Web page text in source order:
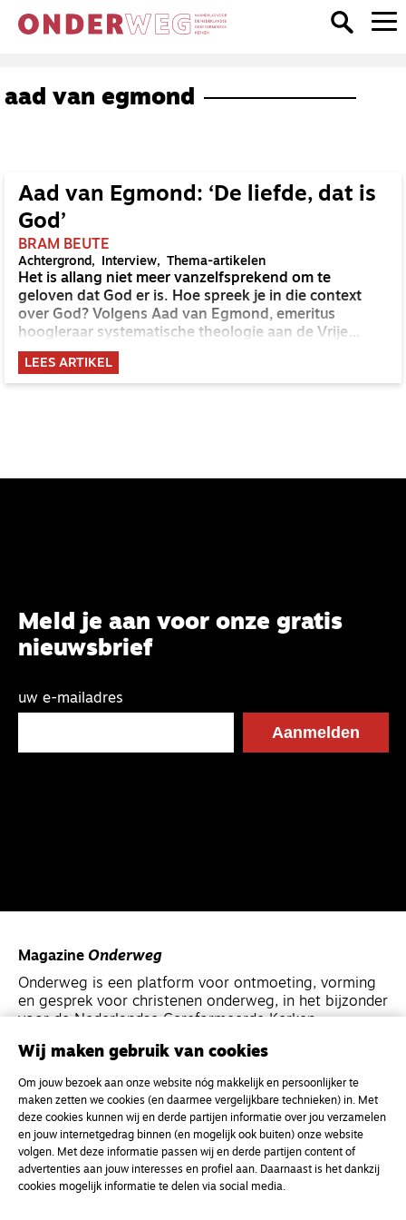
aad van egmond
Aad van Egmond: ‘De liefde, dat is
God’
BRAM BEUTE
Achtergrond Interview Thema-artikelen
Het is allang niet meer vanzelfsprekend om te
geloven dat God er is. Hoe spreek je in die context
over God? Volgens Aad van Egmond, emeritus
hoogleraar systematische theologie aan de Vrije
Universiteit, moeten we beginnen bij de liefde. ‘Als er
goedheid en liefde is, dan is dat een blijk van Gods
aanwezigheid.’
LEES ARTIKEL
Meld je aan voor onze gratis
nieuwsbrief
uw e-mailadres
Magazine Onderweg
Onderweg is een platform voor ontmoeting, vorming
en gesprek voor christenen onderweg, in het bijzonder
voor de Nederlandse Gereformeerde Kerken.
Kvk-nummer 33277063
NL46 INGB 0117 5827 86
info@onderwegonline.nl
Wij maken gebruik van cookies
Om jouw bezoek aan onze website nóg makkelijk en persoonlijker te
maken zetten we cookies (en daarmee vergelijkbare technieken) in. Met
deze cookies kunnen wij en derde partijen informatie over jou verzamelen
en jouw internetgedrag binnen (en mogelijk ook buiten) onze website
volgen. Met deze informatie passen wij en derde partijen content of
advertenties aan jouw interesses en profiel aan. Daarnaast is het dankzij
cookies mogelijk informatie te delen via social media.